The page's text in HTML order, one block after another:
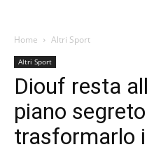
Home Altri Sport
Altri Sport
Diouf resta
piano
trasformarlo